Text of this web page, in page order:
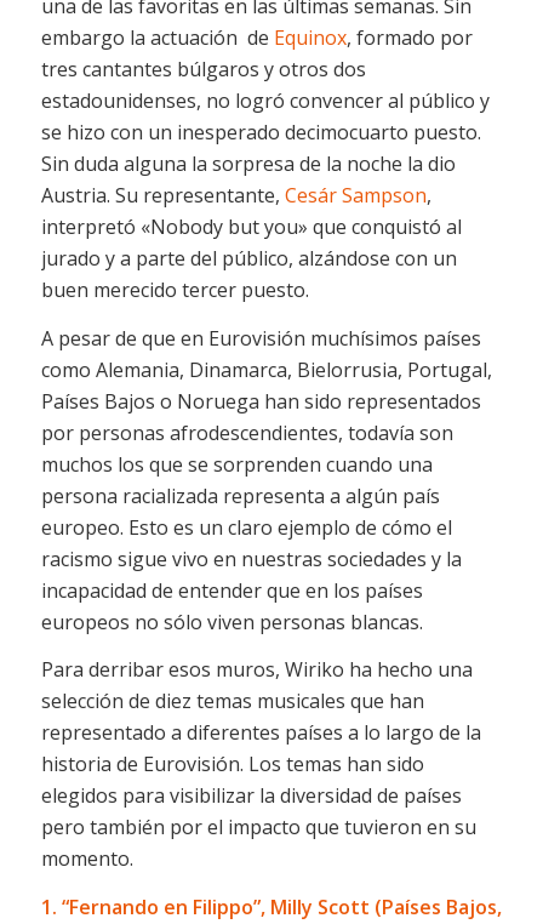
una de las favoritas en las últimas semanas. Sin
embargo la actuación de Equinox, formado por
tres cantantes búlgaros y otros dos
estadounidenses, no logró convencer al público y
se hizo con un inesperado decimocuarto puesto.
Sin duda alguna la sorpresa de la noche la dio
Austria. Su representante, Cesár Sampson,
interpretó «Nobody but you» que conquistó al
jurado y a parte del público, alzándose con un
buen merecido tercer puesto.
A pesar de que en Eurovisión muchísimos países
como Alemania, Dinamarca, Bielorrusia, Portugal,
Países Bajos o Noruega han sido representados
por personas afrodescendientes, todavía son
muchos los que se sorprenden cuando una
persona racializada representa a algún país
europeo. Esto es un claro ejemplo de cómo el
racismo sigue vivo en nuestras sociedades y la
incapacidad de entender que en los países
europeos no sólo viven personas blancas.
Para derribar esos muros, Wiriko ha hecho una
selección de diez temas musicales que han
representado a diferentes países a lo largo de la
historia de Eurovisión. Los temas han sido
elegidos para visibilizar la diversidad de países
pero también por el impacto que tuvieron en su
momento.
1. “Fernando en Filippo”, Milly Scott (Países Bajos,